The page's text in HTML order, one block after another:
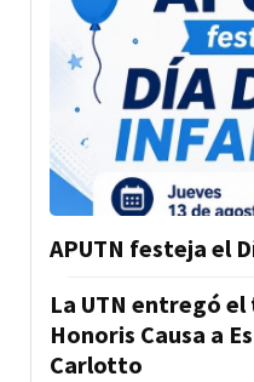
APUTN festeja el
La UTN entregó
Honoris Causa a
Carlotto